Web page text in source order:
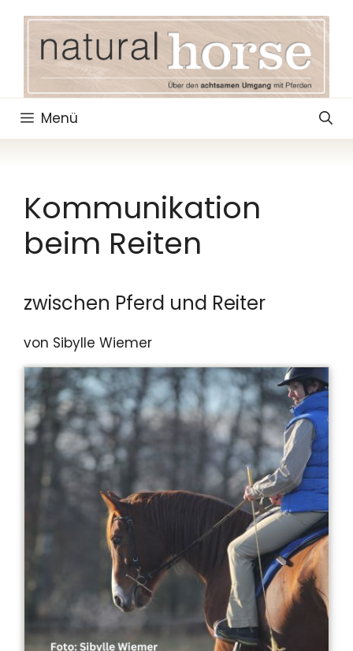
springen
Menü
Kommunikation
beim Reiten
zwischen Pferd und Reiter
von Sibylle Wiemer